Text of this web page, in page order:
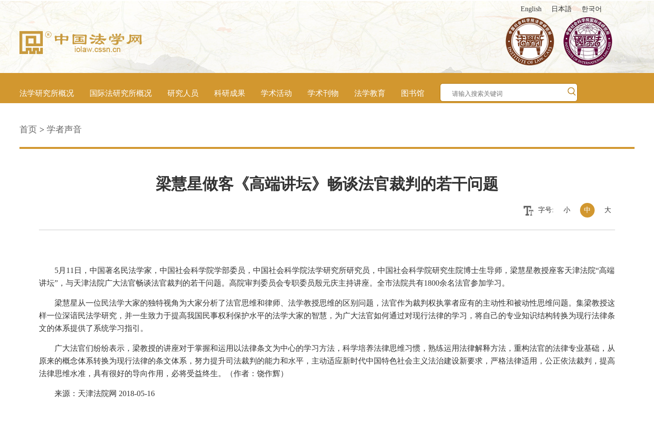
English 日本語 한국어
法学研究所概况 国际法研究所概况 研究人员 科研成果 学术活动 学术刊物 法学教育 图书馆
首页 > 学者声音
梁慧星做客《高端讲坛》畅谈法官裁判的若干问题
字号: 小 中 大
5月11日，中国著名民法学家，中国社会科学院学部委员，中国社会科学院法学研究所研究员，中国社会科学院研究生院博士生导师，梁慧星教授座客天津法院“高端
讲坛”，与天津法院广大法官畅谈法官裁判的若干问题。高院审判委员会专职委员殷元庆主持讲座。全市法院共有1800余名法官参加学习。
梁慧星从一位民法学大家的独特视角为大家分析了法官思维和律师、法学教授思维的区别问题，法官作为裁判权执掌者应有的主动性和被动性思维问题。集梁教授这
样一位深谙民法学研究，并一生致力于提高我国民事权利保护水平的法学大家的智慧，为广大法官如何通过对现行法律的学习，将自己的专业知识结构转换为现行法律条
文的体系提供了系统学习指引。
广大法官们纷纷表示，梁教授的讲座对于掌握和运用以法律条文为中心的学习方法，科学培养法律思维习惯，熟练运用法律解释方法，重构法官的法律专业基础，从
原来的概念体系转换为现行法律的条文体系，努力提升司法裁判的能力和水平，主动适应新时代中国特色社会主义法治建设新要求，严格法律适用，公正依法裁判，提高
法律思维水准，具有很好的导向作用，必将受益终生。（作者：饶作辉）
来源：天津法院网 2018-05-16